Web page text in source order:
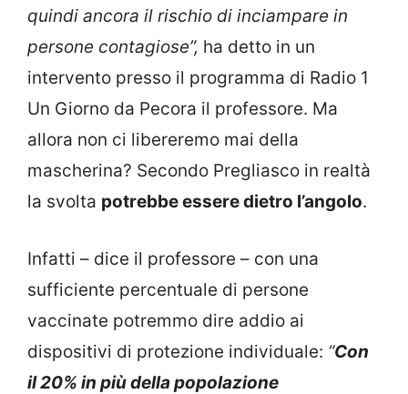
quindi ancora il rischio di inciampare in
persone contagiose”, ha detto in un
intervento presso il programma di Radio 1
Un Giorno da Pecora il professore. Ma
allora non ci libereremo mai della
mascherina? Secondo Pregliasco in realtà
la svolta potrebbe essere dietro l’angolo.
Infatti – dice il professore – con una
sufficiente percentuale di persone
vaccinate potremmo dire addio ai
dispositivi di protezione individuale: “Con
il 20% in più della popolazione